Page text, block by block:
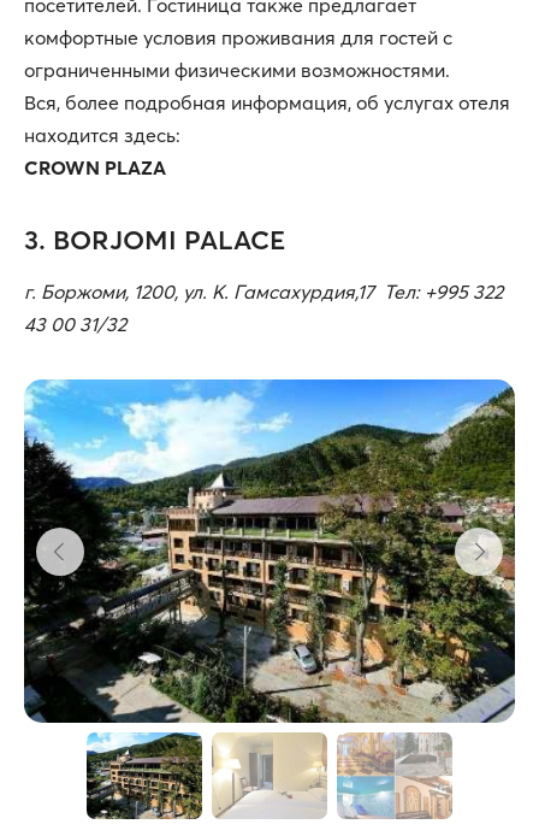
комфортные условия проживания для гостей с
ограниченными физическими возможностями.
Вся, более подробная информация, об услугах отеля
находится здесь:
CROWN PLAZA
3. BORJOMI PALACE
г. Боржоми, 1200, ул. К. Гамсахурдия,17 Тел: +995 322
43 00 31/32